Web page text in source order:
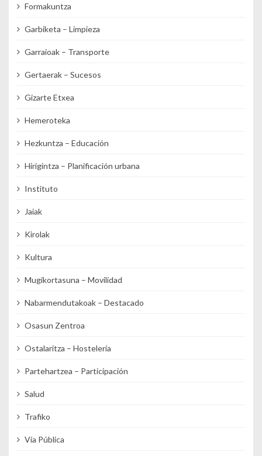
Formakuntza
Garbiketa – Limpieza
Garraioak – Transporte
Gertaerak – Sucesos
Gizarte Etxea
Hemeroteka
Hezkuntza – Educación
Hirigintza – Planificación urbana
Instituto
Jaiak
Kirolak
Kultura
Mugikortasuna – Movilidad
Nabarmendutakoak – Destacado
Osasun Zentroa
Ostalaritza – Hostelería
Partehartzea – Participación
Salud
Trafiko
Vía Pública